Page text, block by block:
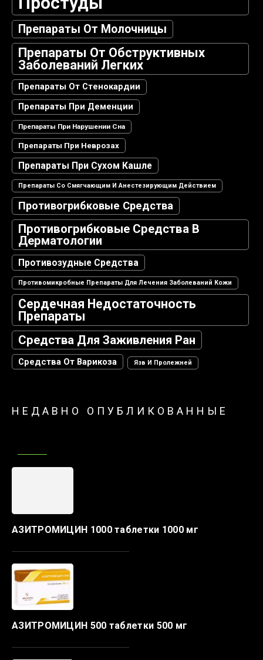
Препараты От Молочницы
Препараты От Обструктивных
Заболеваний Легких
Препараты От Стенокардии
Препараты При Деменции
Препараты При Нарушении Сна
Препараты При Неврозах
Препараты При Сухом Кашле
Препараты Со Смягчающим И Анестезирующим Действием
Противогрибковые Средства
Противогрибковые Средства В
Дерматологии
Противозудные Средства
Противомикробные Препараты Для Лечения Заболеваний Кожи
Сердечная Недостаточность
Препараты
Средства Для Заживления Ран
Средства От Варикоза Язв И Пролежней
НЕДАВНО ОПУБЛИКОВАННЫЕ
АЗИТРОМИЦИН 1000 таблетки 1000 мг
АЗИТРОМИЦИН 500 таблетки 500 мг